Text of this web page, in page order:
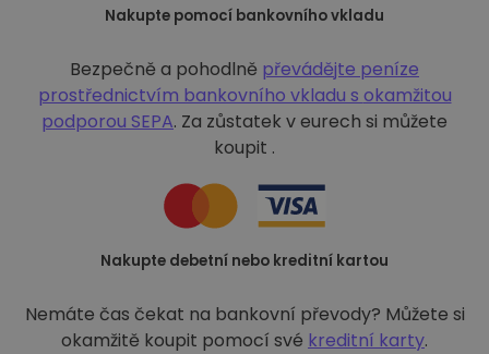
Nakupte pomocí bankovního vkladu
Bezpečně a pohodlně převádějte peníze
prostřednictvím bankovního vkladu s okamžitou
podporou SEPA. Za zůstatek v eurech si můžete
koupit .
Nakupte debetní nebo kreditní kartou
Nemáte čas čekat na bankovní převody? Můžete si
okamžitě koupit pomocí své kreditní karty.